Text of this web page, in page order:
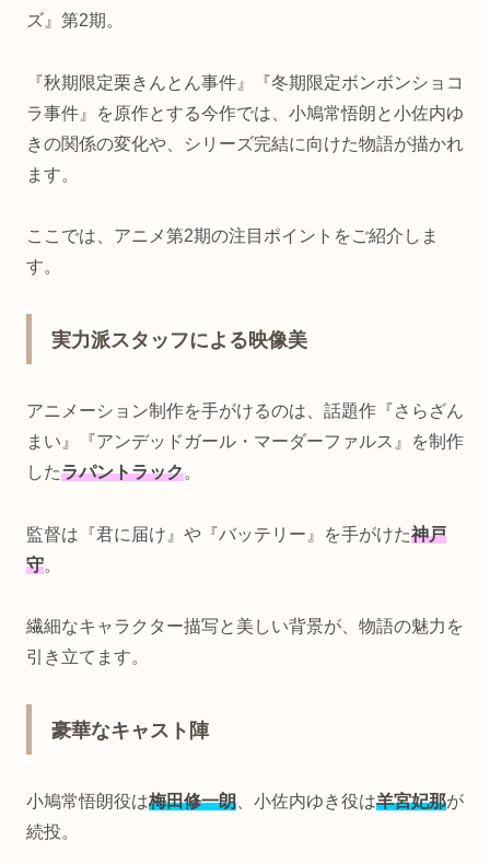
ズ』第2期。
『秋期限定栗きんとん事件』『冬期限定ボンボンショコ
ラ事件』を原作とする今作では、小鳩常悟朗と小佐内ゆ
きの関係の変化や、シリーズ完結に向けた物語が描かれ
ます。
ここでは、アニメ第2期の注目ポイントをご紹介しま
す。
実力派スタッフによる映像美
アニメーション制作を手がけるのは、話題作『さらざん
まい』『アンデッドガール・マーダーファルス』を制作
したラパントラック。
監督は『君に届け』や『バッテリー』を手がけた神戸
守。
繊細なキャラクター描写と美しい背景が、物語の魅力を
引き立てます。
豪華なキャスト陣
小鳩常悟朗役は梅田修一朗 、小佐内ゆき役は羊宮妃那が
続投。